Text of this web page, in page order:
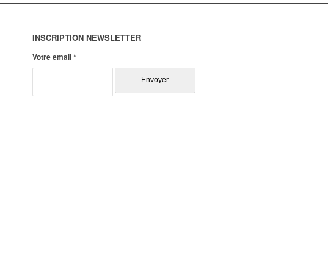
INSCRIPTION NEWSLETTER
Votre email*